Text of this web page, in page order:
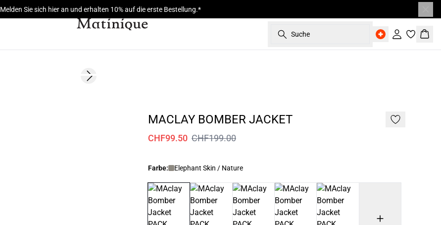
Melden Sie sich hier an und erhalten 10% auf die erste Bestellung.*
Suche
Einloggen
Next slide
MACLAY BOMBER JACKET
CHF99.50 CHF199.00
Farbe: Elephant Skin / Nature